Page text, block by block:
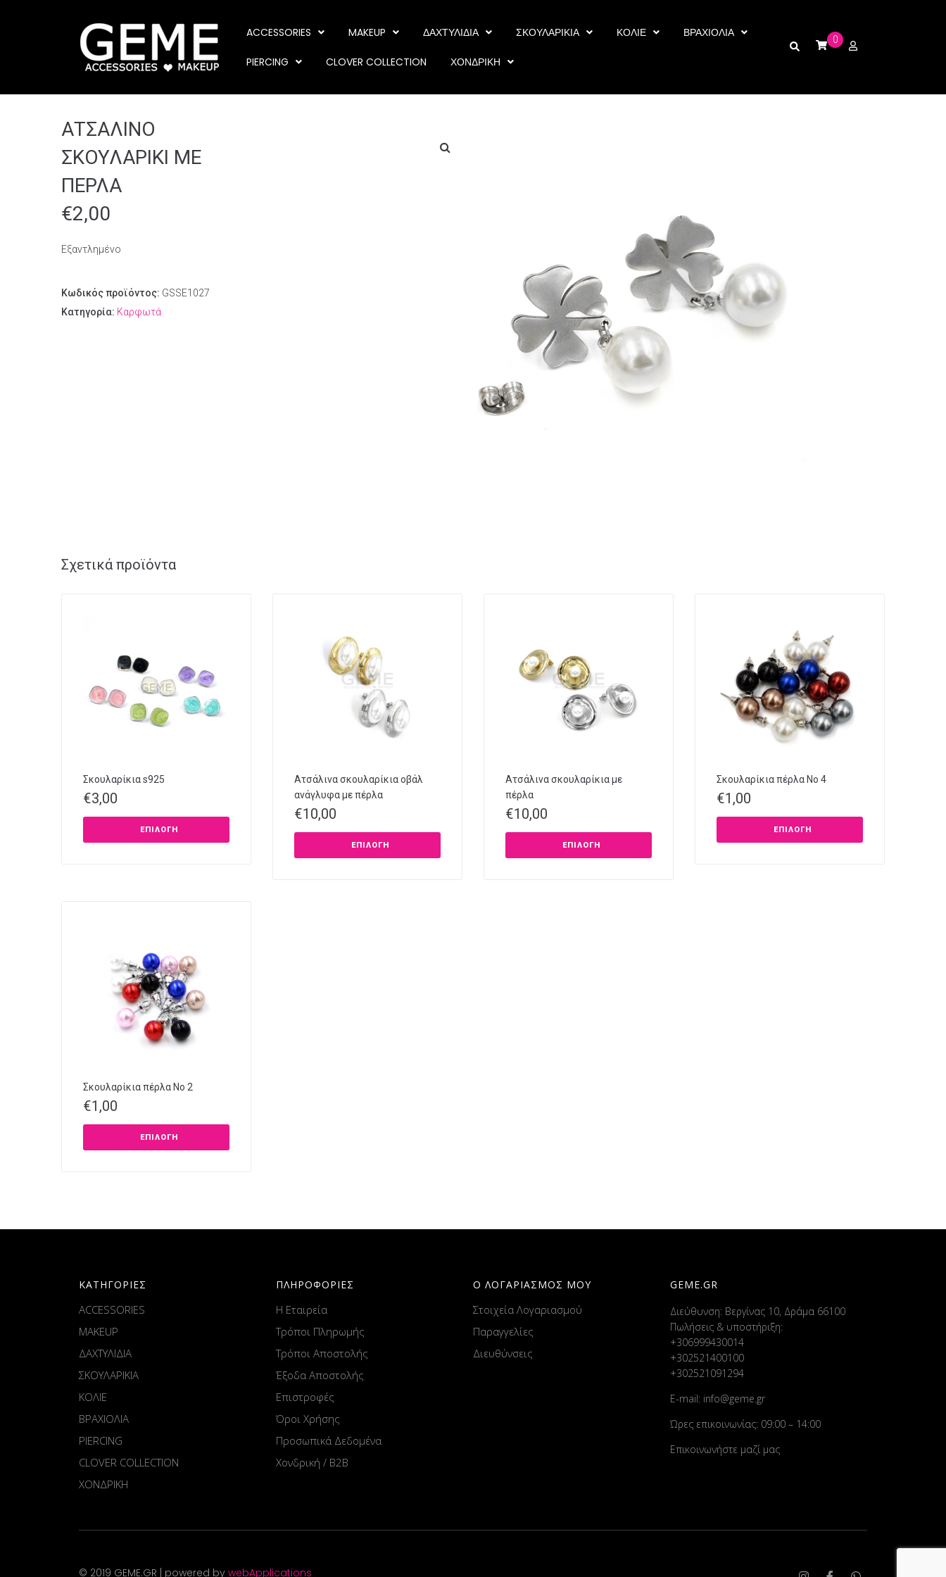
ACCESSORIES MAKEUP ΔΑΧΤΥΛΙΔΙΑ ΣΚΟΥΛΑΡΙΚΙΑ ΚΟΛΙΕ ΒΡΑΧΙΟΛΙΑ
PIERCING CLOVER COLLECTION ΧΟΝΔΡΙΚΗ
0
ΑΤΣΑΛΙΝΟ
ΣΚΟΥΛΑΡΙΚΙ ΜΕ
ΠΕΡΛΑ
€2,00
Εξαντλημένο
Κωδικός προϊόντος: GSSE1027
Κατηγορία: Καρφωτά
Σχετικά προϊόντα
Σκουλαρίκια s925
€3,00
ΕΠΙΛΟΓΉ
Ατσάλινα σκουλαρίκια οβάλ
ανάγλυφα με πέρλα
€10,00
ΕΠΙΛΟΓΉ
Ατσάλινα σκουλαρίκια με
πέρλα
€10,00
ΕΠΙΛΟΓΉ
Σκουλαρίκια πέρλα Νο 4
€1,00
ΕΠΙΛΟΓΉ
Σκουλαρίκια πέρλα No 2
€1,00
ΕΠΙΛΟΓΉ
ΚΑΤΗΓΟΡΙΕΣ
ACCESSORIES
MAKEUP
ΔΑΧΤΥΛΙΔΙΑ
ΣΚΟΥΛΑΡΙΚΙΑ
ΚΟΛΙΕ
ΒΡΑΧΙΟΛΙΑ
PIERCING
CLOVER COLLECTION
ΧΟΝΔΡΙΚΗ
ΠΛΗΡΟΦΟΡΙΕΣ
Η Εταιρεία
Τρόποι Πληρωμής
Τρόποι Αποστολής
Έξοδα Αποστολής
Επιστροφές
Όροι Χρήσης
Προσωπικά Δεδομένα
Χονδρική / B2B
Ο ΛΟΓΑΡΙΑΣΜΟΣ ΜΟΥ
Στοιχεία Λογαριασμού
Παραγγελίες
Διευθύνσεις
GEME.GR
Διεύθυνση: Βεργίνας 10, Δράμα 66100
Πωλήσεις & υποστήριξη:
+306999430014
+302521400100
+302521091294
E-mail: info@geme.gr
Ώρες επικοινωνίας: 09:00 – 14:00
Επικοινωνήστε μαζί μας
© 2019 GEME.GR | powered by webApplications